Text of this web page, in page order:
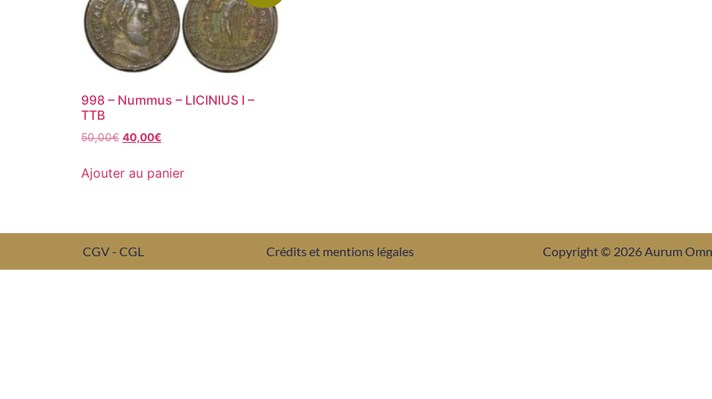
998 – Nummus – LICINIUS I –
TTB
50,00€ 40,00€
Ajouter au panier
CGV - CGL Crédits et mentions légales Copyright © 2026 Aurum